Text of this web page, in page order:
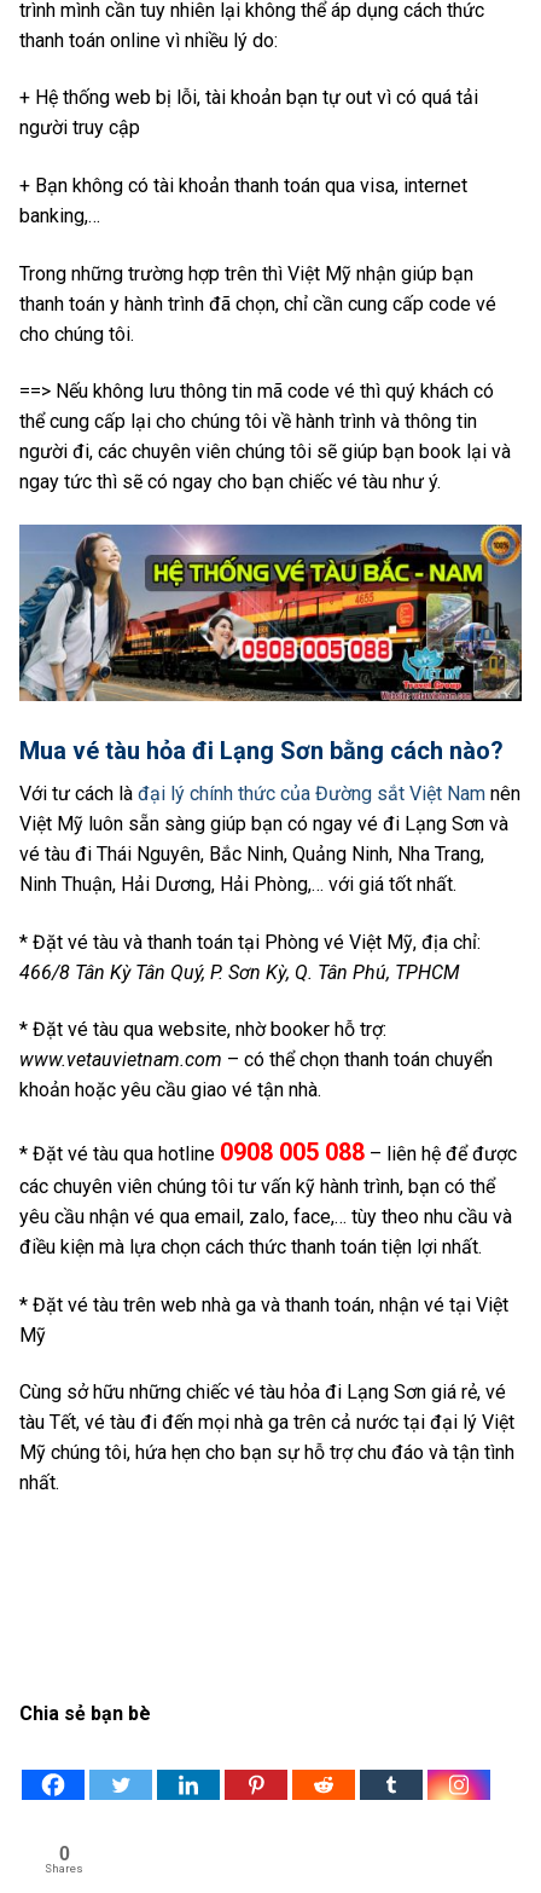
trình mình cần tuy nhiên lại không thể áp dụng cách thức
thanh toán online vì nhiều lý do:
+ Hệ thống web bị lỗi, tài khoản bạn tự out vì có quá tải
người truy cập
+ Bạn không có tài khoản thanh toán qua visa, internet
banking,…
Trong những trường hợp trên thì Việt Mỹ nhận giúp bạn
thanh toán y hành trình đã chọn, chỉ cần cung cấp code vé
cho chúng tôi.
==> Nếu không lưu thông tin mã code vé thì quý khách có
thể cung cấp lại cho chúng tôi về hành trình và thông tin
người đi, các chuyên viên chúng tôi sẽ giúp bạn book lại và
ngay tức thì sẽ có ngay cho bạn chiếc vé tàu như ý.
Mua vé tàu hỏa đi Lạng Sơn bằng cách nào?
Với tư cách là đại lý chính thức của Đường sắt Việt Nam nên
Việt Mỹ luôn sẵn sàng giúp bạn có ngay vé đi Lạng Sơn và
vé tàu đi Thái Nguyên, Bắc Ninh, Quảng Ninh, Nha Trang,
Ninh Thuận, Hải Dương, Hải Phòng,… với giá tốt nhất.
* Đặt vé tàu và thanh toán tại Phòng vé Việt Mỹ, địa chỉ:
466/8 Tân Kỳ Tân Quý, P. Sơn Kỳ, Q. Tân Phú, TPHCM
* Đặt vé tàu qua website, nhờ booker hỗ trợ:
www.vetauvietnam.com – có thể chọn thanh toán chuyển
khoản hoặc yêu cầu giao vé tận nhà.
* Đặt vé tàu qua hotline 0908 005 088 – liên hệ để được
các chuyên viên chúng tôi tư vấn kỹ hành trình, bạn có thể
yêu cầu nhận vé qua email, zalo, face,… tùy theo nhu cầu và
điều kiện mà lựa chọn cách thức thanh toán tiện lợi nhất.
* Đặt vé tàu trên web nhà ga và thanh toán, nhận vé tại Việt
Mỹ
Cùng sở hữu những chiếc vé tàu hỏa đi Lạng Sơn giá rẻ, vé
tàu Tết, vé tàu đi đến mọi nhà ga trên cả nước tại đại lý Việt
Mỹ chúng tôi, hứa hẹn cho bạn sự hỗ trợ chu đáo và tận tình
nhất.
Chia sẻ bạn bè
0
Shares